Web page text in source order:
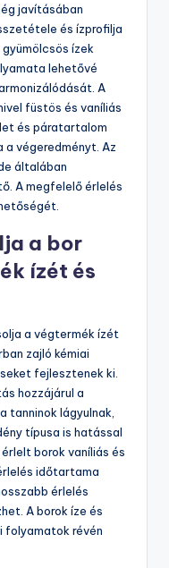
javításában
és ízprofilja
ízek
lehetővé
A
füstös és vaníliás
és páratartalom
végeredményt. Az
általában
A megfelelő érlelés
a bor
ízét és
a végtermék ízét
zajló kémiai
fejlesztenek ki.
hozzájárul a
tanninok lágyulnak,
típusa is hatással
borok vaníliás és
időtartama
érlelés
A borok íze és
folyamatok révén